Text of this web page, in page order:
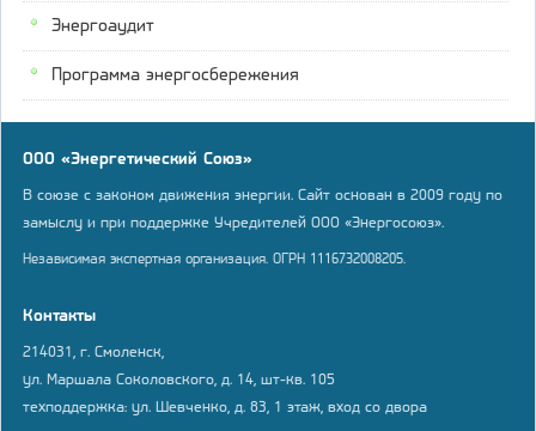
Энергоаудит
Программа энергосбережения
ООО «Энергетический Союз»
В союзе с законом движения энергии. Сайт основан в 2009 году по
замыслу и при поддержке Учредителей ООО «Энергосоюз».
Независимая экспертная организация. ОГРН 1116732008205.
Контакты
214031, г. Смоленск,
ул. Маршала Соколовского, д. 14, шт-кв. 105
техподдержка: ул. Шевченко, д. 83, 1 этаж, вход со двора